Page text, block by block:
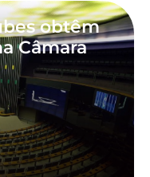
obtêm
Câmara